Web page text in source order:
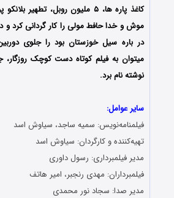
کاغذ پاره ها، ۵ ملیون روبل، تطهیر
در باره سیل خوزستان بود را جلوی
میتوان به فیلم کوتاه دست کوچک
نوشته نام برد.
سایر عوامل:
فیلمنامه‌نویس: سمیه ساجد، سیاوش اسد
تهیه‌کننده و کارگردان: سیاوش اسد
مدیر فیلمبرداری: رسول داوری
فیلمبرداران: مهدی رنجبر، امیر هاتف
مدیر صدا: سجاد نور محمدی